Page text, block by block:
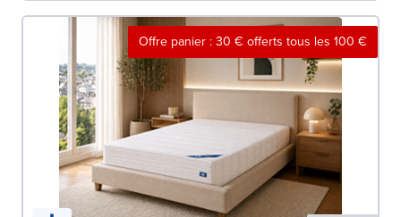
Offre panier : 30 € offerts tous les 100 €